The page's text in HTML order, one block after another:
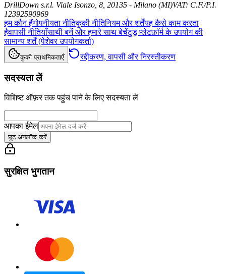
DrillDown s.r.l. Viale Isonzo, 8, 20135 - Milano (MI)VAT: C.F./P.I.
12392590969
हम कौन हैंगोपनीयता नीतिकुकी नीतिनियम और शर्तेंयह कैसे काम करता
हैवापसी नीतियाँसाथी बनें और हमारे साथ बेचेंटुडू प्लेटफ़ॉर्म के उपयोग की
सामान्य शर्तें (पेशेवर उपयोगकर्ता)
कुकी प्राथमिकताएँ रद्दीकरण, वापसी और निरस्तीकरण
सदस्यता लें
विशिष्ट ऑफ़र तक पहुंच पाने के लिए सदस्यता लें
आपका ईमेल
छूट अनलॉक करें
सुरक्षित भुगतान